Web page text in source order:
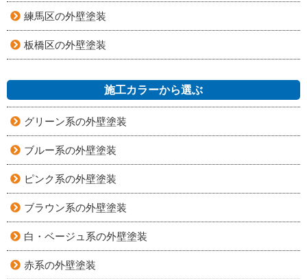
練馬区の外壁塗装
板橋区の外壁塗装
施工カラーから選ぶ
グリーン系の外壁塗装
ブルー系の外壁塗装
ピンク系の外壁塗装
ブラウン系の外壁塗装
白・ベージュ系の外壁塗装
赤系の外壁塗装